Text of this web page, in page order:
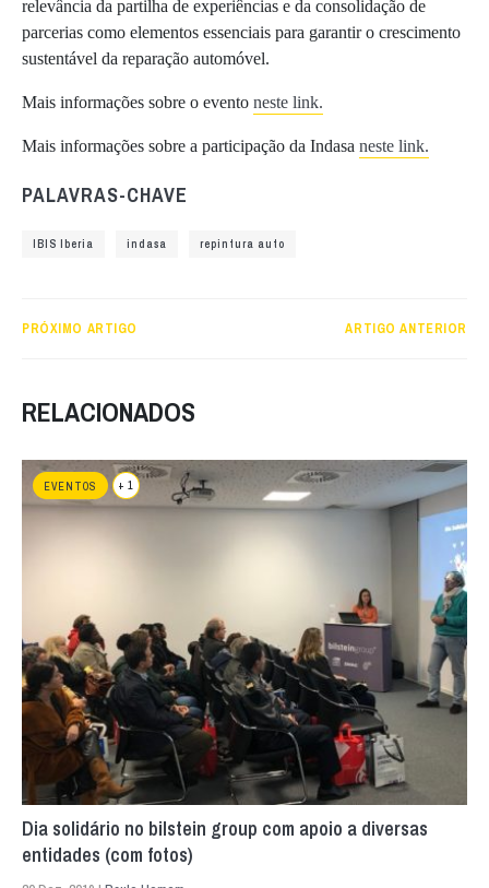
relevância da partilha de experiências e da consolidação de
parcerias como elementos essenciais para garantir o crescimento
sustentável da reparação automóvel.
Mais informações sobre o evento neste link.
Mais informações sobre a participação da Indasa neste link.
PALAVRAS-CHAVE
IBIS Iberia indasa repintura auto
PRÓXIMO ARTIGO ARTIGO ANTERIOR
RELACIONADOS
EVENTOS + 1
Dia solidário no bilstein group com apoio a diversas
entidades (com fotos)